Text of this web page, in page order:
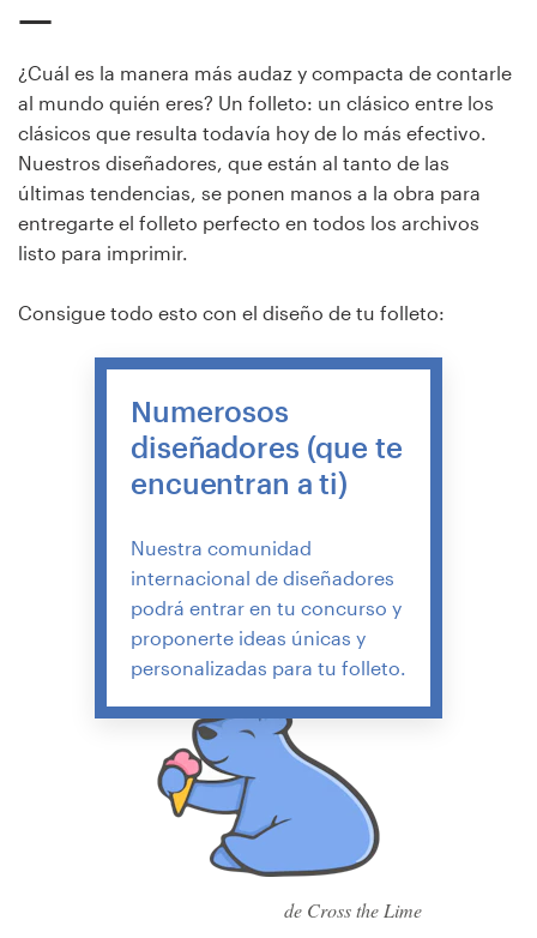
¿Cuál es la manera más audaz y compacta de contarle
al mundo quién eres? Un folleto: un clásico entre los
clásicos que resulta todavía hoy de lo más efectivo.
Nuestros diseñadores, que están al tanto de las
últimas tendencias, se ponen manos a la obra para
entregarte el folleto perfecto en todos los archivos
listo para imprimir.
Consigue todo esto con el diseño de tu folleto:
Numerosos
diseñadores (que te
encuentran a ti)
Nuestra comunidad
internacional de diseñadores
podrá entrar en tu concurso y
proponerte ideas únicas y
personalizadas para tu folleto.
de Cross the Lime